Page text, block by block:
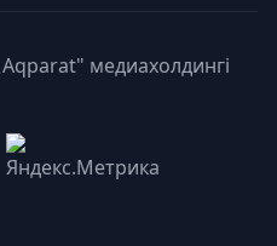
медиахолдингі